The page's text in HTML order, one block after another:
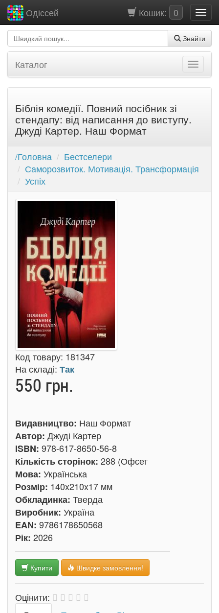
Кошик: 0
Одіссей
Знайти
Каталог
Біблія комедії. Повний посібник зі
стендапу: від написання до виступу.
Джуді Картер. Наш Формат
/Головна
Бестселери
Саморозвиток. Мотивація. Трансформація
Успіх
Код товару: 181347
На складі: Так
550 грн.
Видавництво: Наш Формат
Автор: Джуді Картер
ISBN: 978-617-8650-56-8
Кількість сторінок: 288 (Офсет
Мова: Українська
Розмір: 140x210x17 мм
Обкладинка: Тверда
Виробник: Україна
EAN: 9786178650568
Рік: 2026
Купити Швидке замовлення!
Оцінити: